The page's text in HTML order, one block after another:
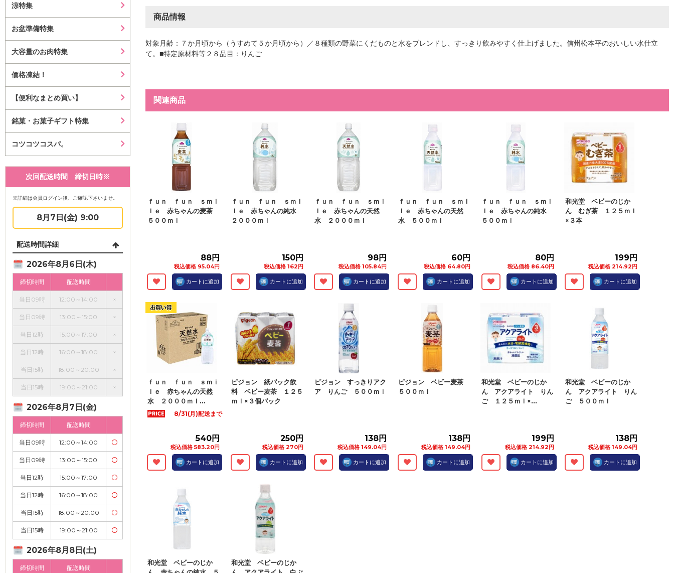
涼特集
お盆準備特集
大容量のお肉特集
価格凍結！
【便利なまとめ買い】
銘菓・お菓子ギフト特集
コツコツコスパ。
次回配送時間 締切日時※
※詳細は会員ログイン後、ご確認下さいませ。
8月7日(金) 9:00
配送時間詳細
2026年8月6日(木)
締切時間 配送時間
当日09時 12:00～14:00 ×
当日09時 13:00～15:00 ×
当日12時 15:00～17:00 ×
当日12時 16:00～18:00 ×
当日15時 18:00～20:00 ×
当日15時 19:00～21:00 ×
2026年8月7日(金)
締切時間 配送時間
当日09時 12:00～14:00 〇
当日09時 13:00～15:00 〇
当日12時 15:00～17:00 〇
当日12時 16:00～18:00 〇
当日15時 18:00～20:00 〇
当日15時 19:00～21:00 〇
2026年8月8日(土)
締切時間 配送時間
商品情報
対象月齢：７か月頃から（うすめて５か月頃から）／８種類の野菜にくだものと水をブレンドし、すっきり飲みやすく仕上げました。信州松本平のおいしい水仕立
て。■特定原材料等２８品目：りんご
関連商品
ｆｕｎ ｆｕｎ ｓｍｉ
ｌｅ 赤ちゃんの麦茶
５００ｍｌ
88円
税込価格 95.04円
カートに追加
ｆｕｎ ｆｕｎ ｓｍｉ
ｌｅ 赤ちゃんの純水
２０００ｍｌ
150円
税込価格 162円
カートに追加
ｆｕｎ ｆｕｎ ｓｍｉ
ｌｅ 赤ちゃんの天然
水 ２０００ｍｌ
98円
税込価格 105.84円
カートに追加
ｆｕｎ ｆｕｎ ｓｍｉ
ｌｅ 赤ちゃんの天然
水 ５００ｍｌ
60円
税込価格 64.80円
カートに追加
ｆｕｎ ｆｕｎ ｓｍｉ
ｌｅ 赤ちゃんの純水
５００ｍｌ
80円
税込価格 86.40円
カートに追加
和光堂 ベビーのじか
ん むぎ茶 １２５ｍｌ
×３本
199円
税込価格 214.92円
カートに追加
ｆｕｎ ｆｕｎ ｓｍｉ
ｌｅ 赤ちゃんの天然
水 ２０００ｍｌ...
8/31(月)配送まで
540円
税込価格 583.20円
カートに追加
ピジョン 紙パック飲
料 ベビー麦茶 １２５
ｍｌ×３個パック
250円
税込価格 270円
カートに追加
ピジョン すっきりアク
ア りんご ５００ｍｌ
138円
税込価格 149.04円
カートに追加
ピジョン ベビー麦茶
５００ｍｌ
138円
税込価格 149.04円
カートに追加
和光堂 ベビーのじか
ん アクアライト りん
ご １２５ｍｌ×...
199円
税込価格 214.92円
カートに追加
和光堂 ベビーのじか
ん アクアライト りん
ご ５００ｍｌ
138円
税込価格 149.04円
カートに追加
和光堂 ベビーのじか
和光堂 ベビーのじか